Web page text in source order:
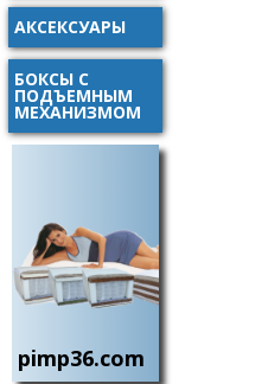
АКСЕКСУАРЫ
БОКСЫ С
ПОДЪЕМНЫМ
МЕХАНИЗМОМ
pimp36.com